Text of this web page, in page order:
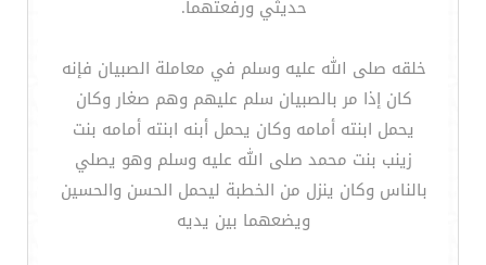
حديثي ورفعتهما.
خلقه صلى الله عليه وسلم في معاملة الصبيان فإنه
كان إذا مر بالصبيان سلم عليهم وهم صغار وكان
يحمل ابنته أمامه وكان يحمل أبنه ابنته أمامه بنت
زينب بنت محمد صلى الله عليه وسلم وهو يصلي
بالناس وكان ينزل من الخطبة ليحمل الحسن والحسين
ويضعهما بين يديه